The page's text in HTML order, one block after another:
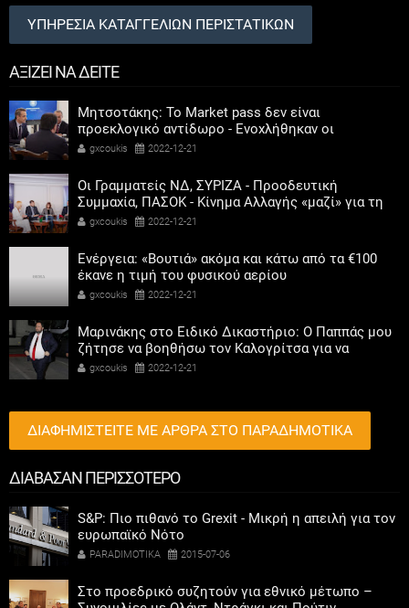
ΥΠΗΡΕΣΙΑ ΚΑΤΑΓΓΕΛΙΩΝ ΠΕΡΙΣΤΑΤΙΚΩΝ
ΑΞΙΖΕΙ ΝΑ ΔΕΙΤΕ
Μητσοτάκης: Το Market pass δεν είναι
προεκλογικό αντίδωρο - Ενοχλήθηκαν οι
αριστεροί του χαβιαριού
gxcoukis 2022-12-21
Οι Γραμματείς ΝΔ, ΣΥΡΙΖΑ - Προοδευτική
Συμμαχία, ΠΑΣΟΚ - Κίνημα Αλλαγής «μαζί» για τη
συμμετοχή των γυναικών στην πολιτική
gxcoukis 2022-12-21
Ενέργεια: «Βουτιά» ακόμα και κάτω από τα €100
έκανε η τιμή του φυσικού αερίου
gxcoukis 2022-12-21
Μαρινάκης στο Ειδικό Δικαστήριο: Ο Παππάς μου
ζήτησε να βοηθήσω τον Καλογρίτσα για να
αποκτήσει σταθμό ο ΣΥΡΙΖΑ
gxcoukis 2022-12-21
ΔΙΑΦΗΜΙΣΤΕΙΤΕ ΜΕ ΑΡΘΡΑ ΣΤΟ ΠΑΡΑΔΗΜΟΤΙΚΑ
ΔΙΑΒΑΣΑΝ ΠΕΡΙΣΣΟΤΕΡΟ
S&P: Πιο πιθανό το Grexit - Μικρή η απειλή για τον
ευρωπαϊκό Νότο
PARADIMOTIKA 2015-07-06
Στο προεδρικό συζητούν για εθνικό μέτωπο –